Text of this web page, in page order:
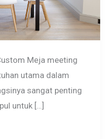
Meja meeting
utama dalam
sangat penting
untuk […]